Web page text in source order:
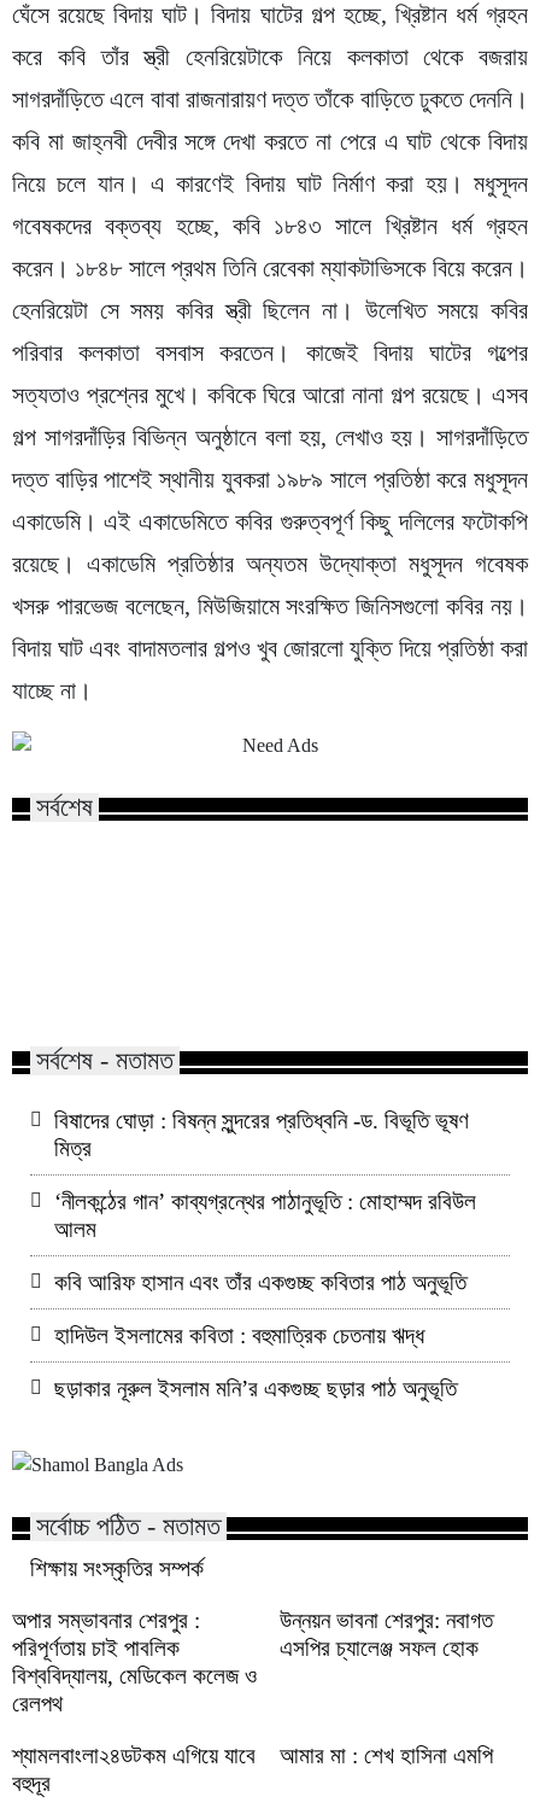
ঘেঁসে রয়েছে বিদায় ঘাট। বিদায় ঘাটের গল্প হচ্ছে, খ্রিষ্টান ধর্ম গ্রহন
করে কবি তাঁর স্ত্রী হেনরিয়েটাকে নিয়ে কলকাতা থেকে বজরায়
সাগরদাঁড়িতে এলে বাবা রাজনারায়ণ দত্ত তাঁকে বাড়িতে ঢুকতে দেননি।
কবি মা জাহ্নবী দেবীর সঙ্গে দেখা করতে না পেরে এ ঘাট থেকে বিদায়
নিয়ে চলে যান। এ কারণেই বিদায় ঘাট নির্মাণ করা হয়। মধুসূদন
গবেষকদের বক্তব্য হচ্ছে, কবি ১৮৪৩ সালে খ্রিষ্টান ধর্ম গ্রহন
করেন। ১৮৪৮ সালে প্রথম তিনি রেবেকা ম্যাকটাভিসকে বিয়ে করেন।
হেনরিয়েটা সে সময় কবির স্ত্রী ছিলেন না। উলে­খিত সময়ে কবির
পরিবার কলকাতা বসবাস করতেন। কাজেই বিদায় ঘাটের গল্পের
সত্যতাও প্রশ্নের মুখে। কবিকে ঘিরে আরো নানা গল্প রয়েছে। এসব
গল্প সাগরদাঁড়ির বিভিন্ন অনুষ্ঠানে বলা হয়, লেখাও হয়। সাগরদাঁড়িতে
দত্ত বাড়ির পাশেই স্থানীয় যুবকরা ১৯৮৯ সালে প্রতিষ্ঠা করে মধুসূদন
একাডেমি। এই একাডেমিতে কবির গুরুত্বপূর্ণ কিছু দলিলের ফটোকপি
রয়েছে। একাডেমি প্রতিষ্ঠার অন্যতম উদ্যোক্তা মধুসূদন গবেষক
খসরু পারভেজ বলেছেন, মিউজিয়ামে সংরক্ষিত জিনিসগুলো কবির নয়।
বিদায় ঘাট এবং বাদামতলার গল্পও খুব জোরলো যুক্তি দিয়ে প্রতিষ্ঠা করা
যাচ্ছে না।
সর্বশেষ
সর্বশেষ - মতামত
বিষাদের ঘোড়া : বিষন্ন সুন্দরের প্রতিধ্বনি -ড. বিভূতি ভূষণ
মিত্র
‘নীলকন্ঠের গান’ কাব্যগ্রন্থের পাঠানুভূতি : মোহাম্মদ রবিউল
আলম
কবি আরিফ হাসান এবং তাঁর একগুচ্ছ কবিতার পাঠ অনুভূতি
হাদিউল ইসলামের কবিতা : বহুমাত্রিক চেতনায় ঋদ্ধ
ছড়াকার নূরুল ইসলাম মনি’র একগুচ্ছ ছড়ার পাঠ অনুভূতি
সর্বোচ্চ পঠিত - মতামত
শিক্ষায় সংস্কৃতির সম্পর্ক
অপার সম্ভাবনার শেরপুর :
পরিপূর্ণতায় চাই পাবলিক
বিশ্ববিদ্যালয়, মেডিকেল কলেজ ও
রেলপথ
উন্নয়ন ভাবনা শেরপুর: নবাগত
এসপির চ্যালেঞ্জ সফল হোক
শ্যামলবাংলা২৪ডটকম এগিয়ে যাবে
বহুদূর
আমার মা : শেখ হাসিনা এমপি